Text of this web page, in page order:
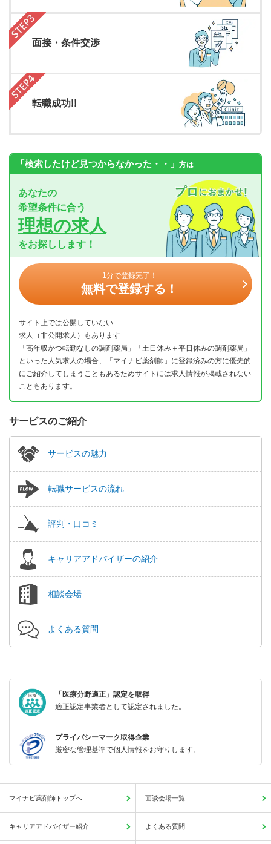
面接・条件交渉
転職成功!!
「検索したけど見つからなかった・・」 方は
あなたの
希望条件に合う
理想の求人
をお探しします！
1分で登録完了！
無料で登録する！
サイト上では公開していない
求人（非公開求人）もあります
「高年収かつ転勤なしの調剤薬局」「土日休み＋平日休みの調剤薬局」
といった人気求人の場合、「マイナビ薬剤師」に登録済みの方に優先的
にご紹介してしまうこともあるためサイトには求人情報が掲載されない
こともあります。
サービスのご紹介
サービスの魅力
転職サービスの流れ
評判・口コミ
キャリアアドバイザーの紹介
相談会場
よくある質問
「医療分野適正」認定を取得
適正認定事業者として認定されました。
プライバシーマーク取得企業
厳密な管理基準で個人情報をお守りします。
マイナビ薬剤師トップへ 面談会場一覧
キャリアアドバイザー紹介 よくある質問